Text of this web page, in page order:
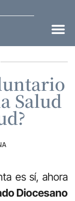
Salud
es sí, ahora
Diocesano